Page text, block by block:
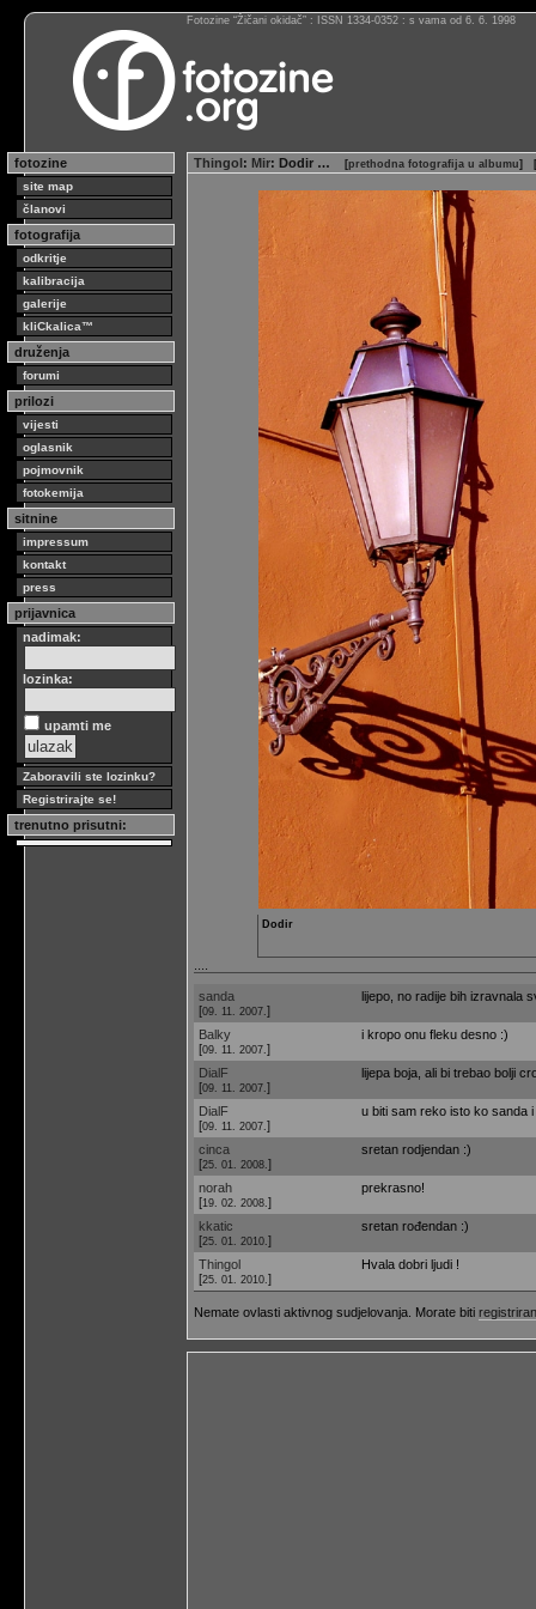
Fotozine “Žičani okidač” : ISSN 1334-0352 : s vama od 6. 6. 1998
fotozine
site map
članovi
fotografija
odkritje
kalibracija
galerije
kliCkalica™
druženja
forumi
prilozi
vijesti
oglasnik
pojmovnik
fotokemija
sitnine
impressum
kontakt
press
prijavnica
nadimak:
lozinka:
upamti me
Zaboravili ste lozinku?
Registrirajte se!
trenutno prisutni:
Thingol: Mir: Dodir … [prethodna fotografija u albumu] [
Dodir
sanda
[09. 11. 2007. ]
lijepo, no radije bih izravnala
Balky
[09. 11. 2007. ]
i kropo onu fleku desno :)
DialF
[09. 11. 2007. ]
lijepa boja, ali bi trebao bolji
DialF
[09. 11. 2007. ]
u biti sam reko isto ko sanda
cinca
[25. 01. 2008. ]
sretan rodjendan :)
norah
[19. 02. 2008. ]
prekrasno!
kkatic
[25. 01. 2010. ]
sretan rođendan :)
Thingol
[25. 01. 2010. ]
Hvala dobri ljudi !
Nemate ovlasti aktivnog sudjelovanja. Morate biti